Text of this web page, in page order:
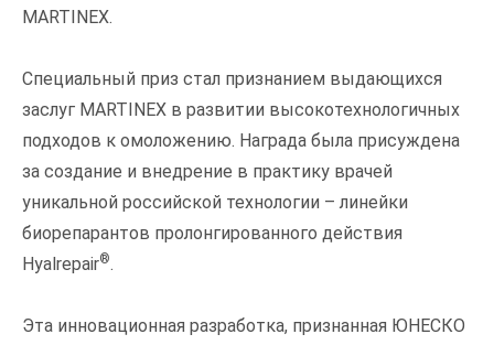
MARTINEX.
Специальный приз стал признанием выдающихся
заслуг MARTINEX в развитии высокотехнологичных
подходов к омоложению. Награда была присуждена
за создание и внедрение в практику врачей
уникальной российской технологии – линейки
биорепарантов пролонгированного действия
Hyalrepair®.
Эта инновационная разработка, признанная ЮНЕСКО